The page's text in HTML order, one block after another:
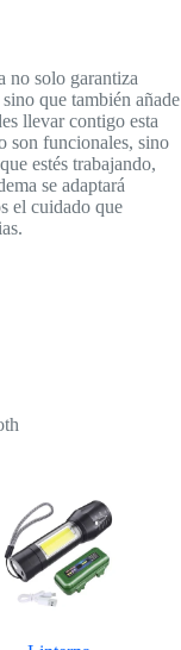
no solo garantiza
que también añade
llevar contigo esta
son funcionales, sino
estés trabajando,
se adaptará
el cuidado que